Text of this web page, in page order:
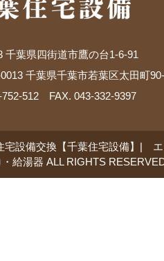
千葉県四街道市鷹の台1-6-91
0013 千葉県千葉市若葉区太田町
752-512 FAX. 043-332-9397
宅設備交換【千葉住宅設備】|
給湯器 ALL RIGHTS